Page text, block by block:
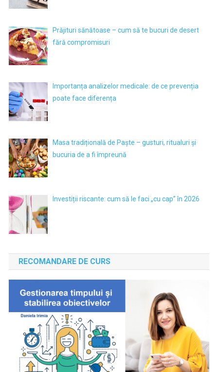
Prăjituri sănătoase – cum să te bucuri de desert
fără compromisuri
Importanța analizelor medicale: de ce prevenția
poate face diferența
Masa tradițională de Paște – gusturi, ritualuri și
bucuria de a fi împreună
Investiții riscante: cum să le faci „cu cap” în 2026
RECOMANDARE DE CURS